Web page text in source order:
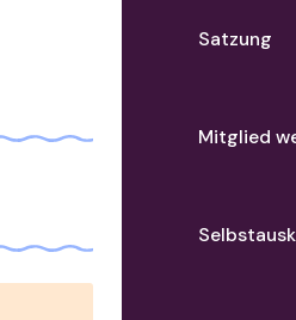
Satzung
Mitglied